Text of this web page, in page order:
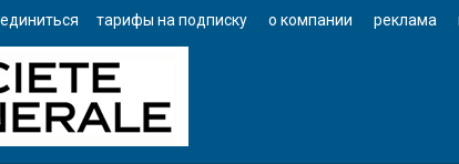
тарифы на подписку о компании реклама